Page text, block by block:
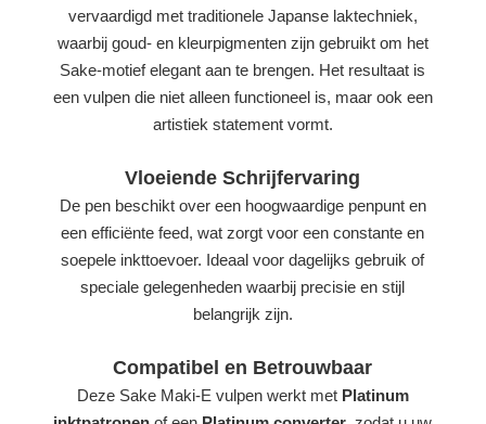
vervaardigd met traditionele Japanse laktechniek,
waarbij goud- en kleurpigmenten zijn gebruikt om het
Sake-motief elegant aan te brengen. Het resultaat is
een vulpen die niet alleen functioneel is, maar ook een
artistiek statement vormt.
Vloeiende Schrijfervaring
De pen beschikt over een hoogwaardige penpunt en
een efficiënte feed, wat zorgt voor een constante en
soepele inkttoevoer. Ideaal voor dagelijks gebruik of
speciale gelegenheden waarbij precisie en stijl
belangrijk zijn.
Compatibel en Betrouwbaar
Deze Sake Maki-E vulpen werkt met Platinum